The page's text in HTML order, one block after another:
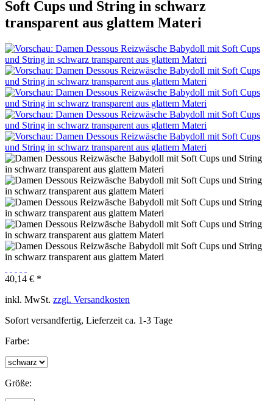
Soft Cups und String in schwarz
transparent aus glattem Materi
40,14 € *
inkl. MwSt. zzgl. Versandkosten
Sofort versandfertig, Lieferzeit ca. 1-3 Tage
Farbe:
Größe: